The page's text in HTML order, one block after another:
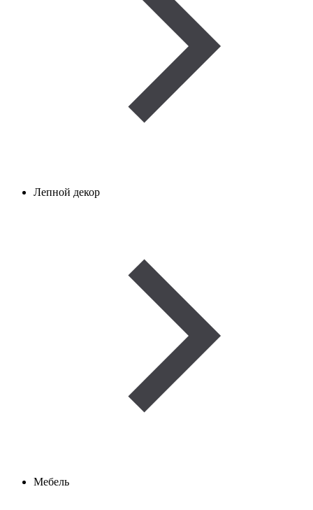
Лепной декор
Мебель